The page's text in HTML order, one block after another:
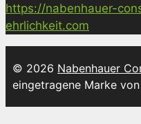
https://nabenhauer-
ehrlichkeit.com
© 2026 Nabenhauer
eingetragene Marke